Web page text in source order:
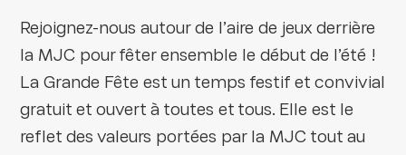
Rejoignez-nous autour de l’aire de jeux derrière
la MJC pour fêter ensemble le début de l’été !
La Grande Fête est un temps festif et convivial
gratuit et ouvert à toutes et tous. Elle est le
reflet des valeurs portées par la MJC tout au